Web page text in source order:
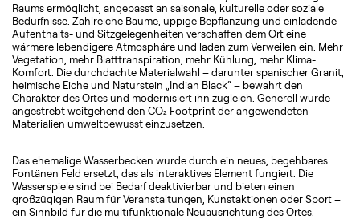
Raums ermöglicht, angepasst an saisonale, kulturelle oder soziale
Bedürfnisse. Zahlreiche Bäume, üppige Bepflanzung und einladende
Aufenthalts- und Sitzgelegenheiten verschaffen dem Ort eine
wärmere lebendigere Atmosphäre und laden zum Verweilen ein. Mehr
Vegetation, mehr Blatttranspiration, mehr Kühlung, mehr Klima-
Komfort. Die durchdachte Materialwahl – darunter spanischer Granit,
heimische Eiche und Naturstein „Indian Black“ – bewahrt den
Charakter des Ortes und modernisiert ihn zugleich. Generell wurde
angestrebt weitgehend den CO₂ Footprint der angewendeten
Materialien umweltbewusst einzusetzen.
Das ehemalige Wasserbecken wurde durch ein neues, begehbares
Fontänen Feld ersetzt, das als interaktives Element fungiert. Die
Wasserspiele sind bei Bedarf deaktivierbar und bieten einen
großzügigen Raum für Veranstaltungen, Kunstaktionen oder Sport –
ein Sinnbild für die multifunktionale Neuausrichtung des Ortes.